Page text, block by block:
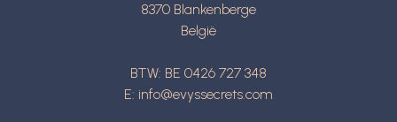
8370 Blankenberge
België
BTW: BE 0426 727 348
E: info@evyssecrets.com